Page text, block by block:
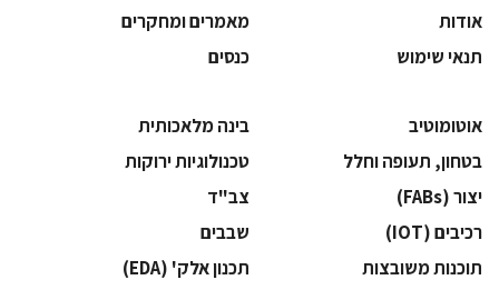
אודות
מאמרים ומחקרים
תנאי שימוש
כנסים
אוטומוטיב
בינה מלאכותית
בטחון, תעופה וחלל
‫טכנולוגיות ירוקות‬
‫יצור (‪(FABs‬‬
‫צב"ד‬
‫רכיבים‬ (IOT)
‫שבבים‬
‫תוכנות משובצות‬
‫תכנון אלק' (‪(EDA‬‬